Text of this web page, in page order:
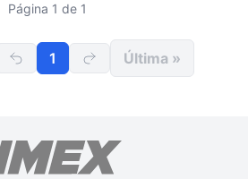
Página 1 de 1
1 Última »